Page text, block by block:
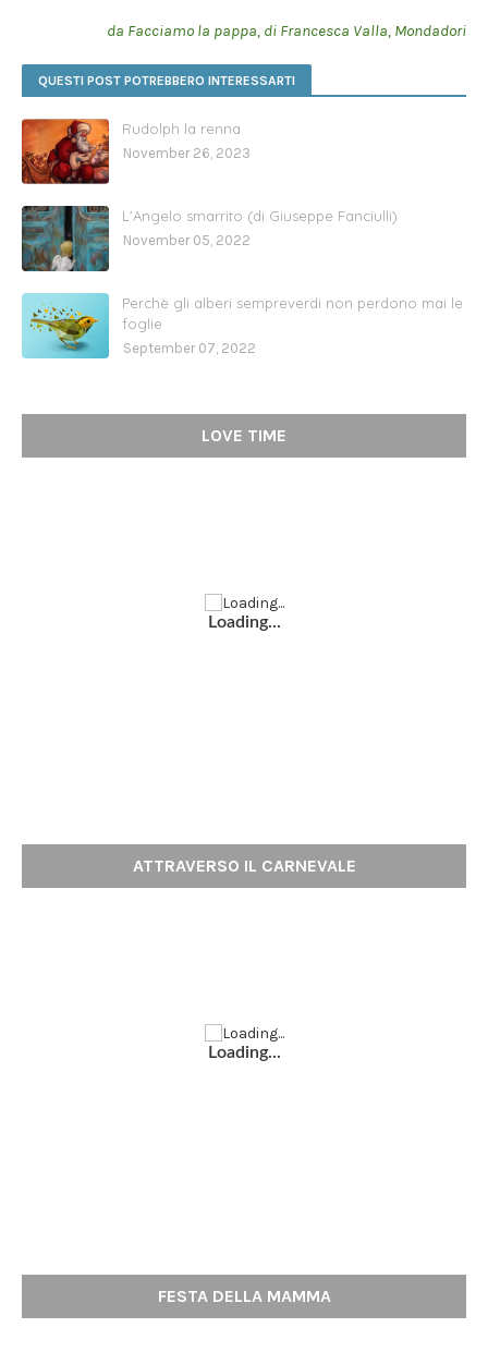
da Facciamo la pappa, di Francesca Valla, Mondadori
QUESTI POST POTREBBERO INTERESSARTI
Rudolph la renna
November 26, 2023
L'Angelo smarrito (di Giuseppe Fanciulli)
November 05, 2022
Perchè gli alberi sempreverdi non perdono mai le
foglie
September 07, 2022
LOVE TIME
Loading...
ATTRAVERSO IL CARNEVALE
Loading...
FESTA DELLA MAMMA